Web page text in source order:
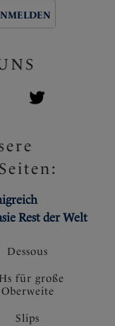
Rest der Welt
Dessous
für große
Oberweite
Slips